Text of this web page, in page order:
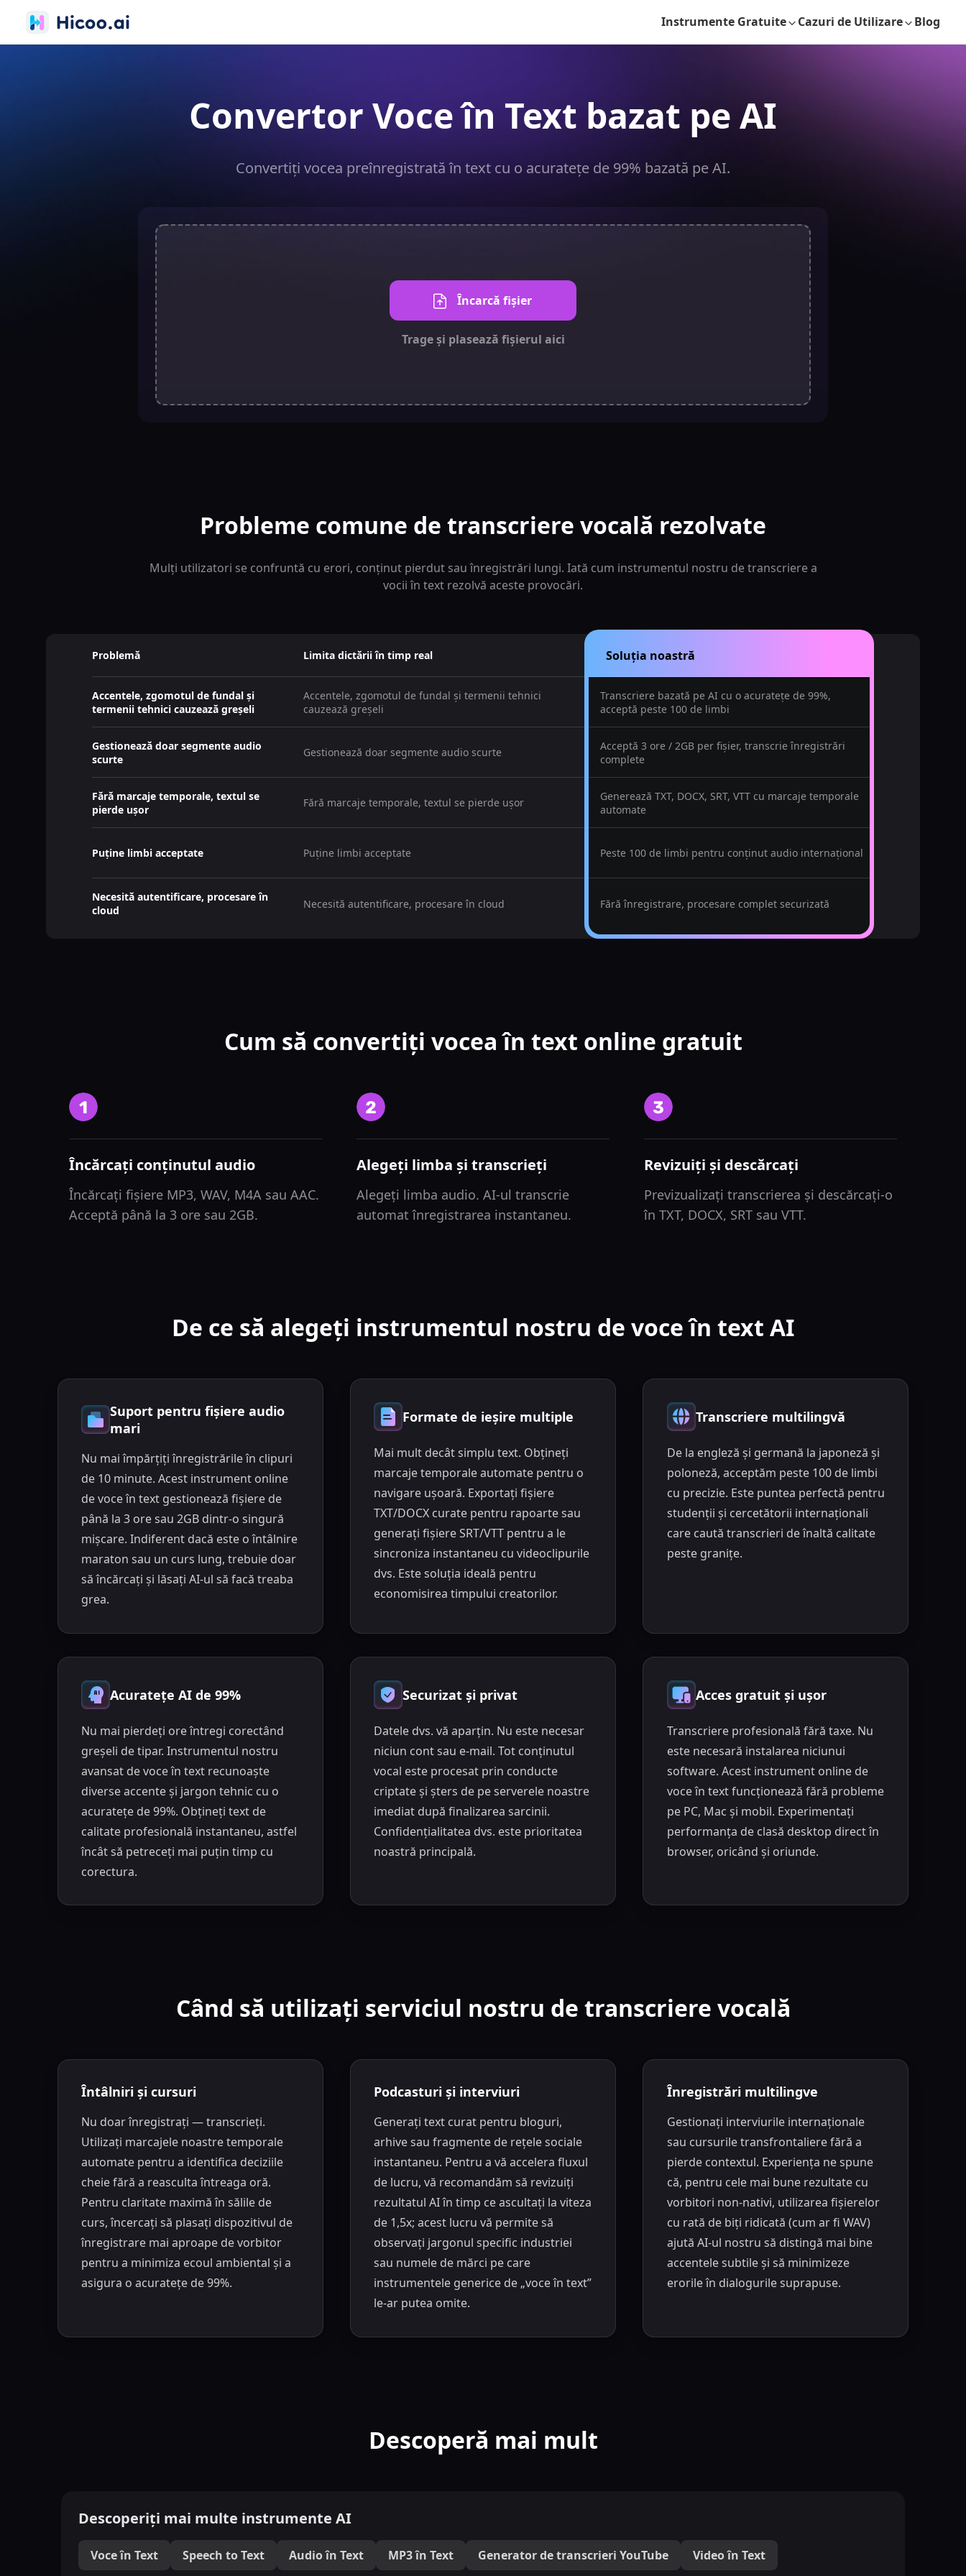
Instrumente Gratuite Cazuri de Utilizare Blog
Convertor Voce în Text bazat pe AI
Convertiți vocea preînregistrată în text cu o acuratețe de 99% bazată pe AI.
Încarcă fișier
Trage și plasează fișierul aici
Probleme comune de transcriere vocală rezolvate
Mulți utilizatori se confruntă cu erori, conținut pierdut sau înregistrări lungi. Iată cum instrumentul nostru de transcriere a
vocii în text rezolvă aceste provocări.
Problemă
Accentele, zgomotul de fundal și
termenii tehnici cauzează greșeli
Gestionează doar segmente audio
scurte
Fără marcaje temporale, textul se
pierde ușor
Puține limbi acceptate
Necesită autentificare, procesare în
cloud
Limita dictării în timp real
Accentele, zgomotul de fundal și termenii tehnici
cauzează greșeli
Gestionează doar segmente audio scurte
Fără marcaje temporale, textul se pierde ușor
Puține limbi acceptate
Necesită autentificare, procesare în cloud
Soluția noastră
Transcriere bazată pe AI cu o acuratețe de 99%,
acceptă peste 100 de limbi
Acceptă 3 ore / 2GB per fișier, transcrie înregistrări
complete
Generează TXT, DOCX, SRT, VTT cu marcaje temporale
automate
Peste 100 de limbi pentru conținut audio internațional
Fără înregistrare, procesare complet securizată
Cum să convertiți vocea în text online gratuit
Încărcați conținutul audio
Încărcați fișiere MP3, WAV, M4A sau AAC.
Acceptă până la 3 ore sau 2GB.
Alegeți limba și transcrieți
Alegeți limba audio. AI-ul transcrie
automat înregistrarea instantaneu.
Revizuiți și descărcați
Previzualizați transcrierea și descărcați-o
în TXT, DOCX, SRT sau VTT.
De ce să alegeți instrumentul nostru de voce în text AI
Suport pentru fișiere audio
mari
Nu mai împărțiți înregistrările în clipuri
de 10 minute. Acest instrument online
de voce în text gestionează fișiere de
până la 3 ore sau 2GB dintr-o singură
mișcare. Indiferent dacă este o întâlnire
maraton sau un curs lung, trebuie doar
să încărcați și lăsați AI-ul să facă treaba
grea.
Formate de ieșire multiple
Mai mult decât simplu text. Obțineți
marcaje temporale automate pentru o
navigare ușoară. Exportați fișiere
TXT/DOCX curate pentru rapoarte sau
generați fișiere SRT/VTT pentru a le
sincroniza instantaneu cu videoclipurile
dvs. Este soluția ideală pentru
economisirea timpului creatorilor.
Transcriere multilingvă
De la engleză și germană la japoneză și
poloneză, acceptăm peste 100 de limbi
cu precizie. Este puntea perfectă pentru
studenții și cercetătorii internaționali
care caută transcrieri de înaltă calitate
peste granițe.
Acuratețe AI de 99%
Nu mai pierdeți ore întregi corectând
greșeli de tipar. Instrumentul nostru
avansat de voce în text recunoaște
diverse accente și jargon tehnic cu o
acuratețe de 99%. Obțineți text de
calitate profesională instantaneu, astfel
încât să petreceți mai puțin timp cu
corectura.
Securizat și privat
Datele dvs. vă aparțin. Nu este necesar
niciun cont sau e-mail. Tot conținutul
vocal este procesat prin conducte
criptate și șters de pe serverele noastre
imediat după finalizarea sarcinii.
Confidențialitatea dvs. este prioritatea
noastră principală.
Acces gratuit și ușor
Transcriere profesională fără taxe. Nu
este necesară instalarea niciunui
software. Acest instrument online de
voce în text funcționează fără probleme
pe PC, Mac și mobil. Experimentați
performanța de clasă desktop direct în
browser, oricând și oriunde.
Când să utilizați serviciul nostru de transcriere vocală
Întâlniri și cursuri
Nu doar înregistrați — transcrieți.
Utilizați marcajele noastre temporale
automate pentru a identifica deciziile
cheie fără a reasculta întreaga oră.
Pentru claritate maximă în sălile de
curs, încercați să plasați dispozitivul de
înregistrare mai aproape de vorbitor
pentru a minimiza ecoul ambiental și a
asigura o acuratețe de 99%.
Podcasturi și interviuri
Generați text curat pentru bloguri,
arhive sau fragmente de rețele sociale
instantaneu. Pentru a vă accelera fluxul
de lucru, vă recomandăm să revizuiți
rezultatul AI în timp ce ascultați la viteza
de 1,5x; acest lucru vă permite să
observați jargonul specific industriei
sau numele de mărci pe care
instrumentele generice de „voce în text”
le-ar putea omite.
Înregistrări multilingve
Gestionați interviurile internaționale
sau cursurile transfrontaliere fără a
pierde contextul. Experiența ne spune
că, pentru cele mai bune rezultate cu
vorbitori non-nativi, utilizarea fișierelor
cu rată de biți ridicată (cum ar fi WAV)
ajută AI-ul nostru să distingă mai bine
accentele subtile și să minimizeze
erorile în dialogurile suprapuse.
Descoperă mai mult
Descoperiți mai multe instrumente AI
Voce în Text Speech to Text Audio în Text MP3 în Text Generator de transcrieri YouTube Video în Text